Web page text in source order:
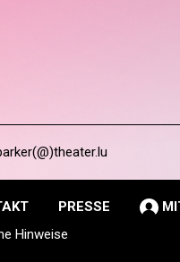
PRESSE
Hinweise